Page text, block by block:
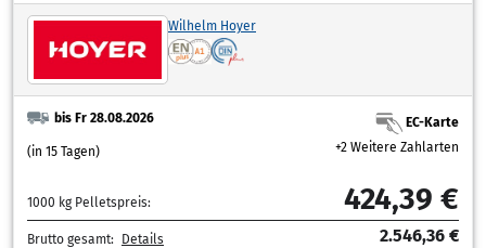
Wilhelm Hoyer
bis Fr 28.08.2026
(in 15 Tagen)
EC-Karte
+2 Weitere Zahlarten
1000 kg Pelletspreis: 424,39 €
Brutto gesamt: Details 2.546,36 €